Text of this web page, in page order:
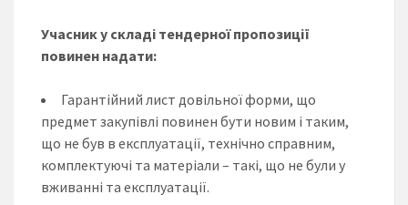
Учасник у складі тендерної пропозиції
повинен надати:
Гарантійний лист довільної форми, що
предмет закупівлі повинен бути новим і таким,
що не був в експлуатації, технічно справним,
комплектуючі та матеріали – такі, що не були у
вживанні та експлуатації.